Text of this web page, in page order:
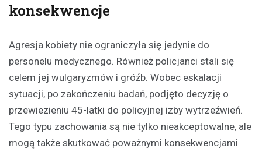
konsekwencje
Agresja kobiety nie ograniczyła się jedynie do
personelu medycznego. Również policjanci stali się
celem jej wulgaryzmów i gróźb. Wobec eskalacji
sytuacji, po zakończeniu badań, podjęto decyzję o
przewiezieniu 45-latki do policyjnej izby wytrzeźwień.
Tego typu zachowania są nie tylko nieakceptowalne, ale
mogą także skutkować poważnymi konsekwencjami